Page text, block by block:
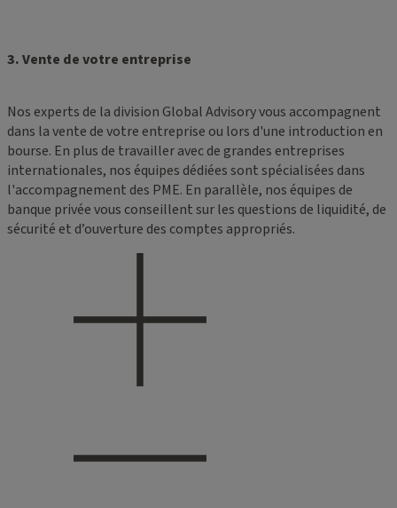
3. Vente de votre entreprise
Nos experts de la division Global Advisory vous accompagnent
dans la vente de votre entreprise ou lors d'une introduction en
bourse. En plus de travailler avec de grandes entreprises
internationales, nos équipes dédiées sont spécialisées dans
l'accompagnement des PME. En parallèle, nos équipes de
banque privée vous conseillent sur les questions de liquidité, de
sécurité et d’ouverture des comptes appropriés.